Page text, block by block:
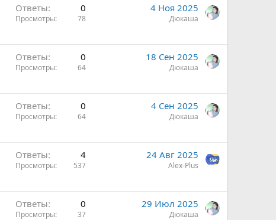
Ответы 0
Просмотры 78
4 Ноя 2025
Дюкаша
Ответы 0
Просмотры 64
18 Сен 2025
Дюкаша
Ответы 0
Просмотры 64
4 Сен 2025
Дюкаша
Ответы 4
Просмотры 537
24 Авг 2025
Alex-Plus
Ответы 0
Просмотры 37
29 Июл 2025
Дюкаша